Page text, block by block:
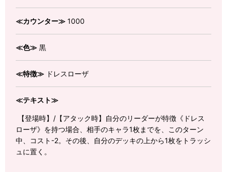
≪カウンター≫ 1000
≪色≫ 黒
≪特徴≫ ドレスローザ
≪テキスト≫
【登場時】/【アタック時】自分のリーダーが特徴《ドレス
ローザ》を持つ場合、相手のキャラ1枚までを、このターン
中、コスト-2。その後、自分のデッキの上から1枚をトラッシ
ュに置く。